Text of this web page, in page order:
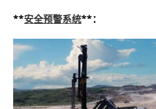
**安全预警系统**：